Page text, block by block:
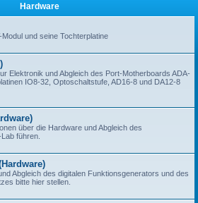
Hardware
und seine Tochterplatine
Elektronik und Abgleich des Port-Motherboards ADA-
IO8-32, Optoschaltstufe, AD16-8 und DA12-8
über die Hardware und Abgleich des
führen.
Abgleich des digitalen Funktionsgenerators und des
bitte hier stellen.